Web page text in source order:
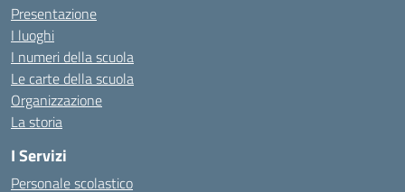
Presentazione
I luoghi
I numeri della scuola
Le carte della scuola
Organizzazione
La storia
I Servizi
Personale scolastico